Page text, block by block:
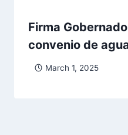
Firma
convenio de
March 1, 2025